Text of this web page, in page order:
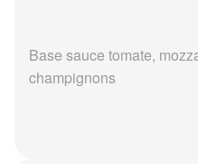
Base sauce tomate,
champignons